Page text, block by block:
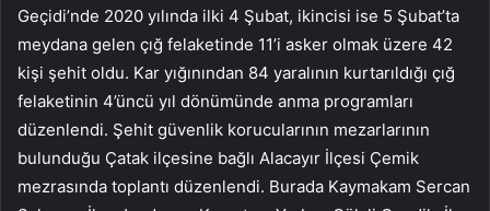
Geçidi’nde 2020 yılında ilki 4 Şubat, ikincisi ise 5 Şubat’ta
meydana gelen çığ felaketinde 11’i asker olmak üzere 42
kişi şehit oldu. Kar yığınından 84 yaralının kurtarıldığı çığ
felaketinin 4’üncü yıl dönümünde anma programları
düzenlendi. Şehit güvenlik korucularının mezarlarının
bulunduğu Çatak ilçesine bağlı Alacayır İlçesi Çemik
mezrasında toplantı düzenlendi. Burada Kaymakam Sercan